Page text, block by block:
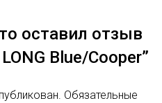
оставил отзыв
Blue/Cooper”
Обязательные